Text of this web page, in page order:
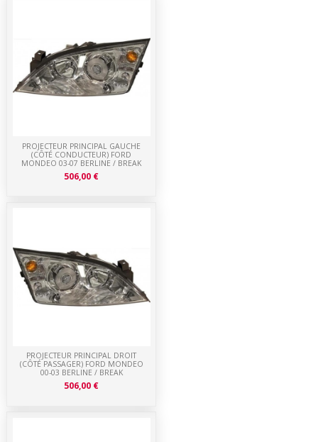
PROJECTEUR PRINCIPAL DROIT
(CÔTÉ PASSAGER) FORD MONDEO
00-03 BERLINE / BREAK
506,00 €
PROJECTEUR PRINCIPAL GAUCHE
(CÔTÉ CONDUCTEUR) FORD
MONDEO 03-07 BERLINE / BREAK
506,00 €